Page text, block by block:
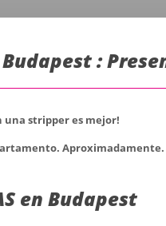
:
una stripper es mejor!
Aproximadamente.
en Budapest